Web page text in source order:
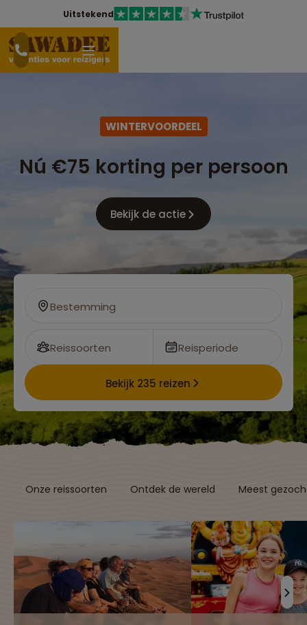
Uitstekend
WINTERVOORDEEL
Nú €75 korting per persoon
Bekijk de actie
Bestemming
Reissoorten Reisperiode
Bekijk 235 reizen
Onze reissoorten Ontdek de wereld Meest